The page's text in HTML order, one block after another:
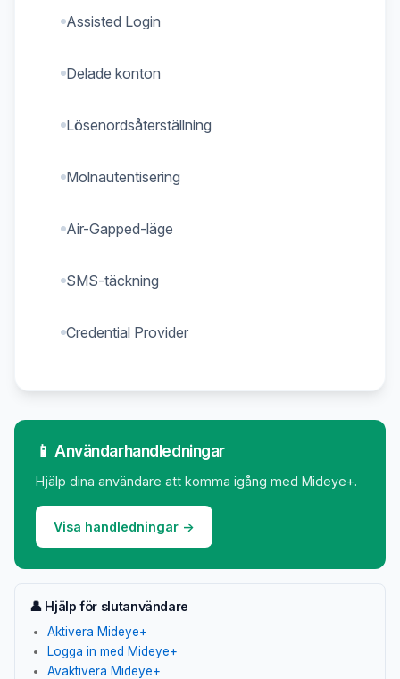
Assisted Login
Delade konton
Lösenordsåterställning
Molnautentisering
Air-Gapped-läge
SMS-täckning
Credential Provider
📱 Användarhandledningar
Hjälp dina användare att komma igång med Mideye+.
Visa handledningar →
👤 Hjälp för slutanvändare
Aktivera Mideye+
Logga in med Mideye+
Avaktivera Mideye+